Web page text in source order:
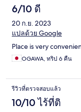
6/10 ดี
20 ก.ย. 2023
แปลด้วย Google
Place is very
OGAWA, ทริป 6 คืน
รีวิวที่ตรวจสอบแล้ว
10/10 ไร้ที่ติ